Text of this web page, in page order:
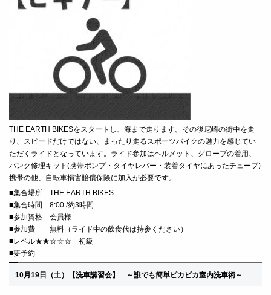
THE EARTH BIKESをスタートし、海まで走ります。その後尼崎の街中を走
り、スピードだけではない、まったり走るスポーツバイクの魅力を感じてい
ただくライドとなっています。 ライド参加はヘルメット、グローブの着用、
パンク修理キット(携帯ポンプ・タイヤレバー・装着タイヤにあったチューブ)
携帯の他、自転車損害賠償保険に加入が必要です。
■集合場所 THE EARTH BIKES
■集合時間 8:00 /約3時間
■参加資格 会員様
■参加費 無料（ライド中の飲食代は持参ください）
■レベル★★☆☆☆ 初級
■要予約
10月19日（土） 【洗車講習会】 ～誰でも簡単ピカピカ室内洗車術～